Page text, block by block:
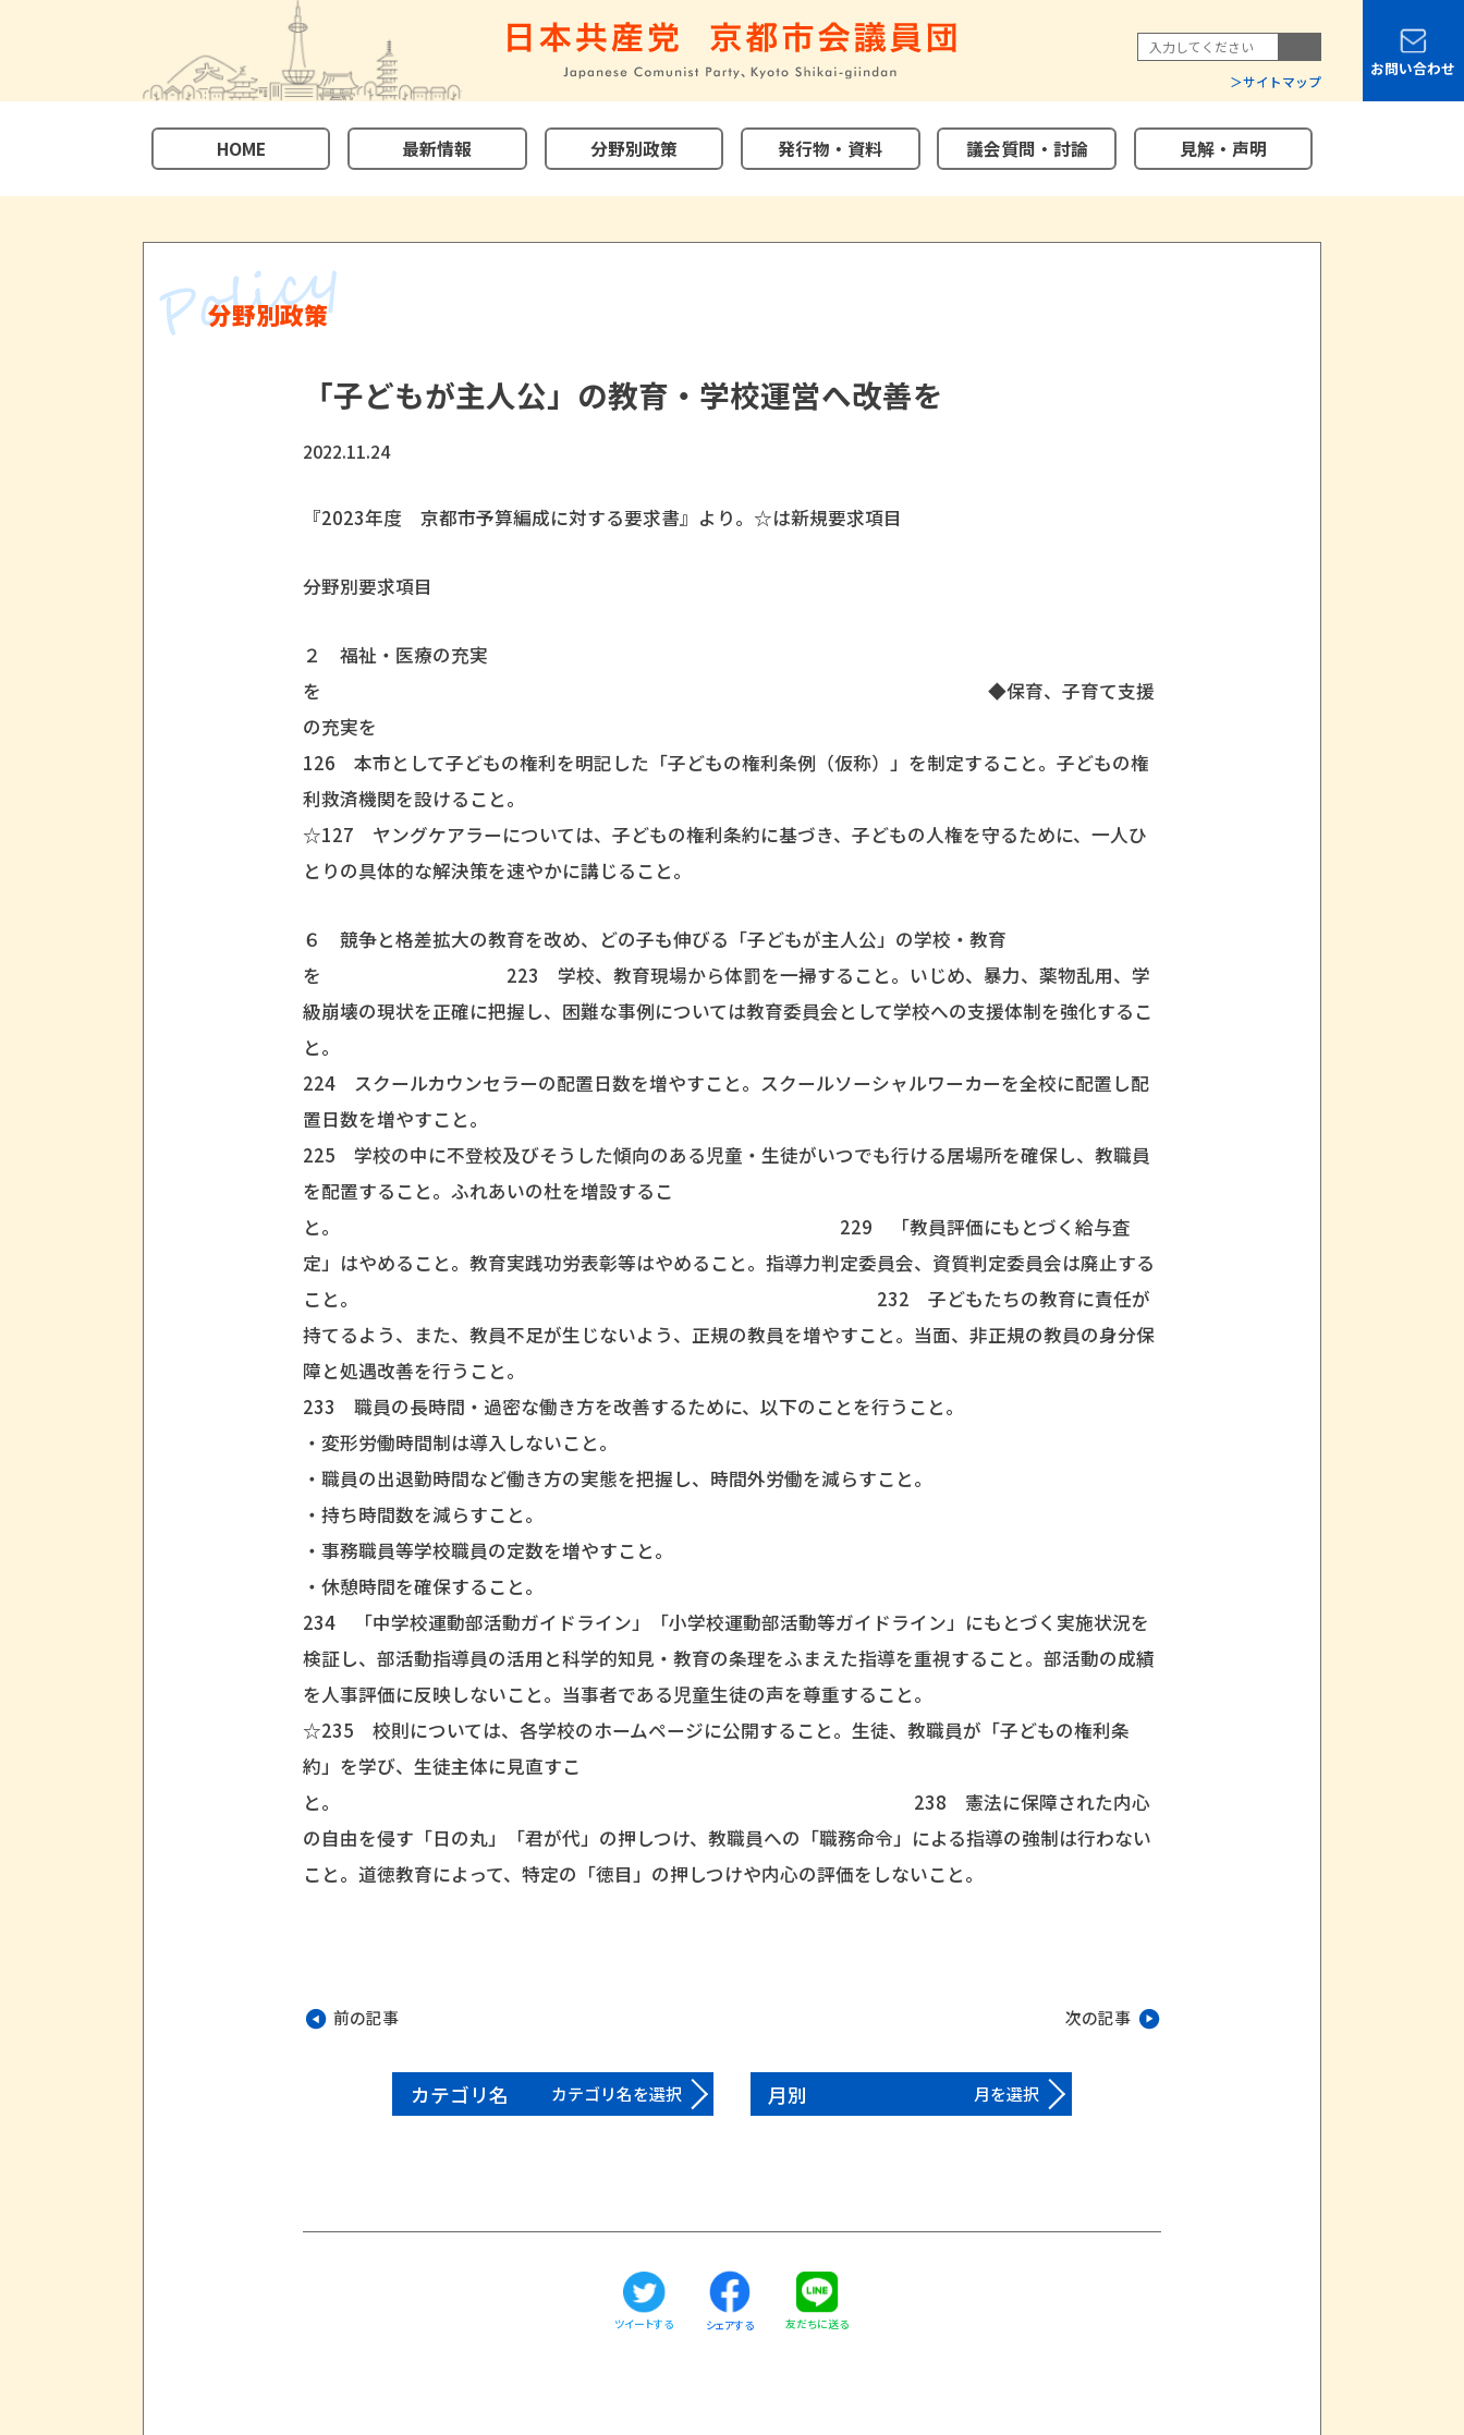
サイトマップ
HOME 最新情報 分野別政策 発行物・資料 議会質問・討論 見解・声明
お問い合わせ
分野別政策
「子どもが主人公」の教育・学校運営へ改善を
2022.11.24
『2023年度 京都市予算編成に対する要求書』より。☆は新規要求項目
分野別要求項目
２ 福祉・医療の充実
を ◆保育、子育て支援
の充実を
126 本市として子どもの権利を明記した「子どもの権利条例（仮称）」を制定すること。子どもの権
利救済機関を設けること。
☆127 ヤングケアラーについては、子どもの権利条約に基づき、子どもの人権を守るために、一人ひ
とりの具体的な解決策を速やかに講じること。
６ 競争と格差拡大の教育を改め、どの子も伸びる「子どもが主人公」の学校・教育
を 223 学校、教育現場から体罰を一掃すること。いじめ、暴力、薬物乱用、学
級崩壊の現状を正確に把握し、困難な事例については教育委員会として学校への支援体制を強化するこ
と。
224 スクールカウンセラーの配置日数を増やすこと。スクールソーシャルワーカーを全校に配置し配
置日数を増やすこと。
225 学校の中に不登校及びそうした傾向のある児童・生徒がいつでも行ける居場所を確保し、教職員
を配置すること。ふれあいの杜を増設するこ
と。 229 「教員評価にもとづく給与査
定」はやめること。教育実践功労表彰等はやめること。指導力判定委員会、資質判定委員会は廃止する
こと。 232 子どもたちの教育に責任が
持てるよう、また、教員不足が生じないよう、正規の教員を増やすこと。当面、非正規の教員の身分保
障と処遇改善を行うこと。
233 職員の長時間・過密な働き方を改善するために、以下のことを行うこと。
・変形労働時間制は導入しないこと。
・職員の出退勤時間など働き方の実態を把握し、時間外労働を減らすこと。
・持ち時間数を減らすこと。
・事務職員等学校職員の定数を増やすこと。
・休憩時間を確保すること。
234 「中学校運動部活動ガイドライン」「小学校運動部活動等ガイドライン」にもとづく実施状況を
検証し、部活動指導員の活用と科学的知見・教育の条理をふまえた指導を重視すること。部活動の成績
を人事評価に反映しないこと。当事者である児童生徒の声を尊重すること。
☆235 校則については、各学校のホームページに公開すること。生徒、教職員が「子どもの権利条
約」を学び、生徒主体に見直すこ
と。 238 憲法に保障された内心
の自由を侵す「日の丸」「君が代」の押しつけ、教職員への「職務命令」による指導の強制は行わない
こと。道徳教育によって、特定の「徳目」の押しつけや内心の評価をしないこと。
前の記事 次の記事
カテゴリ名 カテゴリ名を選択 月別 月を選択
ツイートする シェアする 友だちに送る